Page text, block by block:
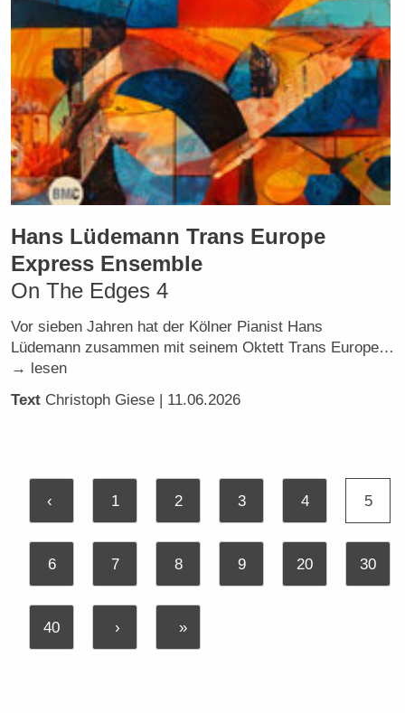
Hans Lüdemann Trans Europe
Express Ensemble
On The Edges 4
Vor sieben Jahren hat der Kölner Pianist Hans
Lüdemann zusammen mit seinem Oktett Trans Europe…
→ lesen
Text Christoph Giese | 11.06.2026
‹ 1 2 3 4 5
6 7 8 9 20 30
40 › »